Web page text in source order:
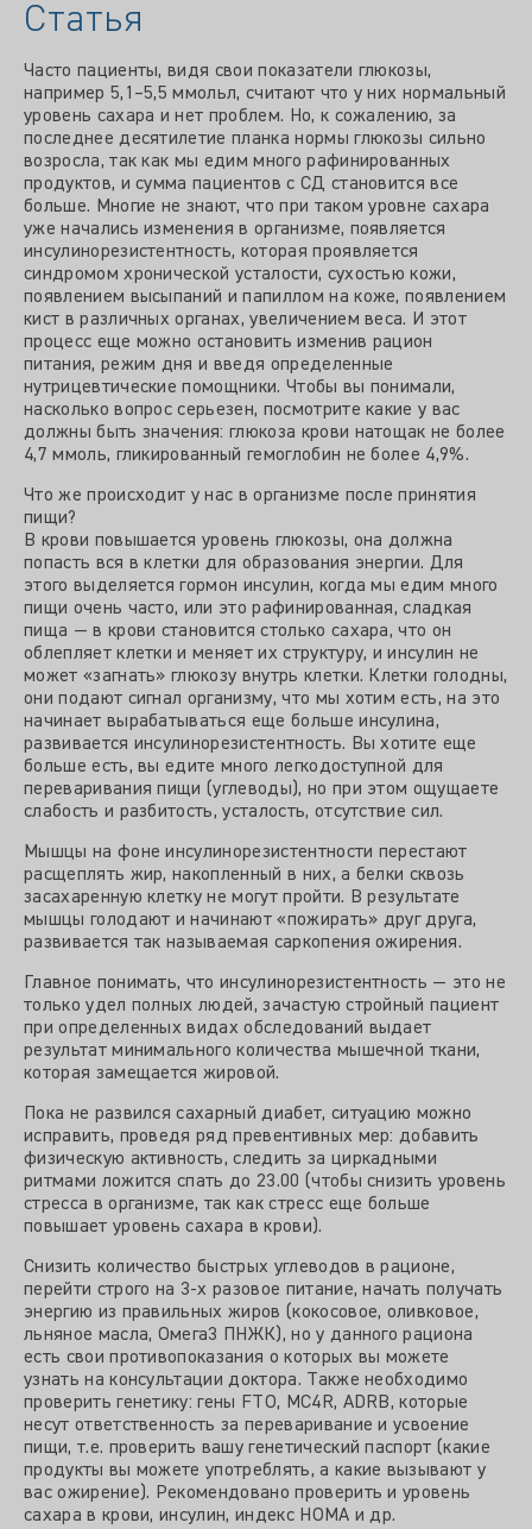
Статья
Часто пациенты, видя свои показатели глюкозы,
например 5,1–5,5 ммольл, считают что у них нормальный
уровень сахара и нет проблем. Но, к сожалению, за
последнее десятилетие планка нормы глюкозы сильно
возросла, так как мы едим много рафинированных
продуктов, и сумма пациентов с СД становится все
больше. Многие не знают, что при таком уровне сахара
уже начались изменения в организме, появляется
инсулинорезистентность, которая проявляется
синдромом хронической усталости, сухостью кожи,
появлением высыпаний и папиллом на коже, появлением
кист в различных органах, увеличением веса. И этот
процесс еще можно остановить изменив рацион
питания, режим дня и введя определенные
нутрицевтические помощники. Чтобы вы понимали,
насколько вопрос серьезен, посмотрите какие у вас
должны быть значения: глюкоза крови натощак не более
4,7 ммоль, гликированный гемоглобин не более 4,9%.
Что же происходит у нас в организме после принятия
пищи?
В крови повышается уровень глюкозы, она должна
попасть вся в клетки для образования энергии. Для
этого выделяется гормон инсулин, когда мы едим много
пищи очень часто, или это рафинированная, сладкая
пища — в крови становится столько сахара, что он
облепляет клетки и меняет их структуру, и инсулин не
может «загнать» глюкозу внутрь клетки. Клетки голодны,
они подают сигнал организму, что мы хотим есть, на это
начинает вырабатываться еще больше инсулина,
развивается инсулинорезистентность. Вы хотите еще
больше есть, вы едите много легкодоступной для
переваривания пищи (углеводы), но при этом ощущаете
слабость и разбитость, усталость, отсутствие сил.
Мышцы на фоне инсулинорезистентности перестают
расщеплять жир, накопленный в них, а белки сквозь
засахаренную клетку не могут пройти. В результате
мышцы голодают и начинают «пожирать» друг друга,
развивается так называемая саркопения ожирения.
Главное понимать, что инсулинорезистентность — это не
только удел полных людей, зачастую стройный пациент
при определенных видах обследований выдает
результат минимального количества мышечной ткани,
которая замещается жировой.
Пока не развился сахарный диабет, ситуацию можно
исправить, проведя ряд превентивных мер: добавить
физическую активность, следить за циркадными
ритмами ложится спать до 23.00 (чтобы снизить уровень
стресса в организме, так как стресс еще больше
повышает уровень сахара в крови).
Снизить количество быстрых углеводов в рационе,
перейти строго на 3-х разовое питание, начать получать
энергию из правильных жиров (кокосовое, оливковое,
льняное масла, Омега3 ПНЖК), но у данного рациона
есть свои противопоказания о которых вы можете
узнать на консультации доктора. Также необходимо
проверить генетику: гены FTO, MC4R, ADRB, которые
несут ответственность за переваривание и усвоение
пищи, т.е. проверить вашу генетический паспорт (какие
продукты вы можете употреблять, а какие вызывают у
вас ожирение). Рекомендовано проверить и уровень
сахара в крови, инсулин, индекс HOMA и др.